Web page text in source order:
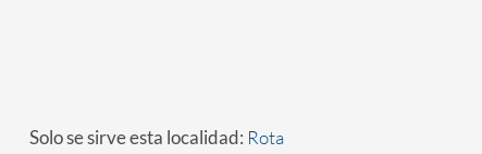
Solo se sirve esta localidad: Rota